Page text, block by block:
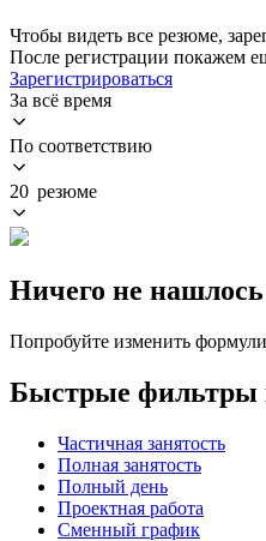
Чтобы видеть все резюме,
После регистрации покажем
Зарегистрироваться
За всё время
По соответствию
20 резюме
Ничего не нашлось
Попробуйте изменить
Быстрые фильтры
Частичная занятость
Полная занятость
Полный день
Проектная работа
Сменный график